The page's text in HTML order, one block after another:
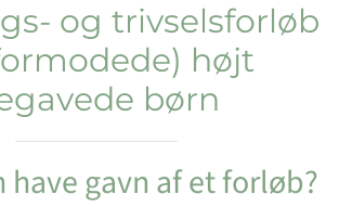
og trivselsforløb
højt
børn
have gavn af et forløb?